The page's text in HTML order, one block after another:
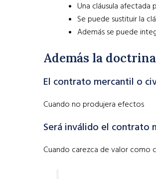
Una cláusula
Se puede sustituir la
Además se puede
Además la
El contrato mercantil o
Cuando no produjera efectos
Será inválido el contrato
Cuando carezca de valor como